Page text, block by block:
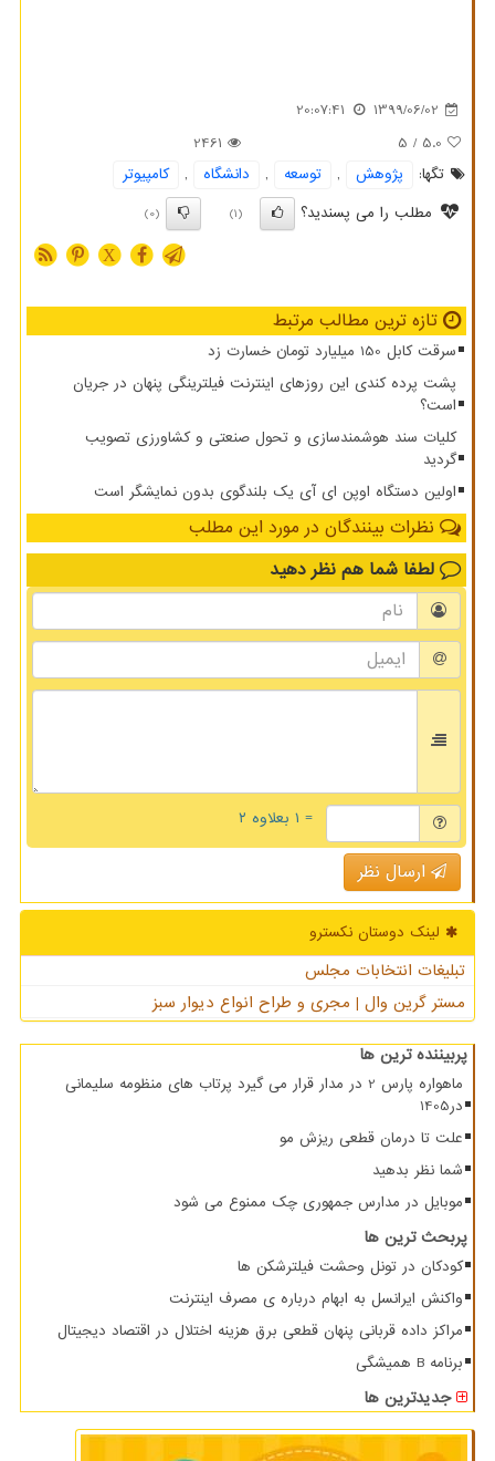
1399/06/02
20:07:41
5.0
/ 5
2461
تگها:
پژوهش , توسعه , دانشگاه ,
كامپیوتر
مطلب را می پسندید؟
(1)
(0)
X
تازه ترین مطالب مرتبط
سرقت کابل 150 میلیارد تومان خسارت زد
پشت پرده کندی این روزهای اینترنت فیلترینگی پنهان در جریان
است؟
کلیات سند هوشمندسازی و تحول صنعتی و کشاورزی تصویب
گردید
اولین دستگاه اوپن ای آی یک بلندگوی بدون نمایشگر است
نظرات بینندگان در مورد این مطلب
لطفا شما هم نظر دهید
= ۱ بعلاوه ۲
ارسال نظر
لینک دوستان نكسترو
تبلیغات انتخابات مجلس
مستر گرین وال | مجری و طراح انواع دیوار سبز
پربیننده ترین ها
ماهواره پارس 2 در مدار قرار می گیرد پرتاب های منظومه سلیمانی
در1405
علت تا درمان قطعی ریزش مو
شما نظر بدهید
موبایل در مدارس جمهوری چک ممنوع می شود
پربحث ترین ها
کودکان در تونل وحشت فیلترشکن ها
واکنش ایرانسل به ابهام درباره ی مصرف اینترنت
مراکز داده قربانی پنهان قطعی برق هزینه اختلال در اقتصاد دیجیتال
برنامه B همیشگی
جدیدترین ها